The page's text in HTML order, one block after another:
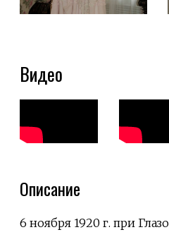
Видео
Описание
6 ноября 1920 г. при